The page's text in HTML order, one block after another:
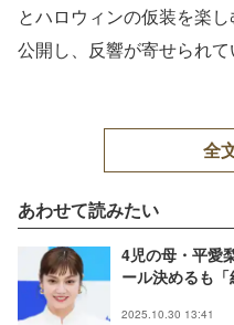
とハロウィンの仮装を楽
公開し、反響が寄せられて
全
あわせて読みたい
4児の母・平愛
ール決めるも「
2025.10.30 13:41